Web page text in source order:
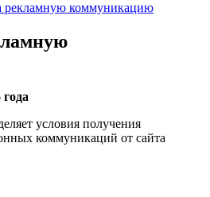
рекламную коммуникацию
условия получения
коммуникаций от сайта